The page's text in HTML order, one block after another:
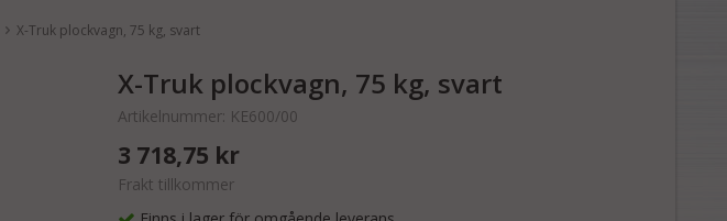
X-Truk plockvagn, 75 kg, svart
X-Truk plockvagn, 75 kg, svart
Artikelnummer: KE600/00
3 718,75 kr
Frakt tillkommer